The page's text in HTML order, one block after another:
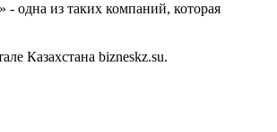
одна из таких компаний, которая
Казахстана bizneskz.su.